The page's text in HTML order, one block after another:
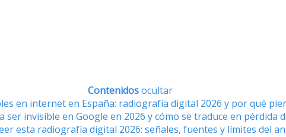
Contenidos ocultar
en internet en España: radiografía digital 2026 y por qué
ser invisible en Google en 2026 y cómo se traduce en pérdida
esta radiografía digital 2026: señales, fuentes y límites del